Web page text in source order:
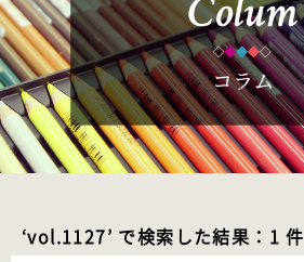
‘vol.1127’ で検索した結果：1 件